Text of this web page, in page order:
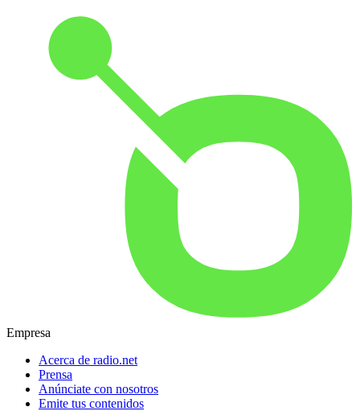
Empresa
Acerca de radio.net
Prensa
Anúnciate con nosotros
Emite tus contenidos